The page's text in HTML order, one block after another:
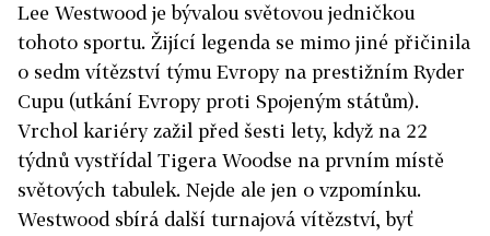
Lee Westwood je bývalou světovou jedničkou
tohoto sportu. Žijící legenda se mimo jiné přičinila
o sedm vítězství týmu Evropy na prestižním Ryder
Cupu (utkání Evropy proti Spojeným státům).
Vrchol kariéry zažil před šesti lety, když na 22
týdnů vystřídal Tigera Woodse na prvním místě
světových tabulek. Nejde ale jen o vzpomínku.
Westwood sbírá další turnajová vítězství, byť